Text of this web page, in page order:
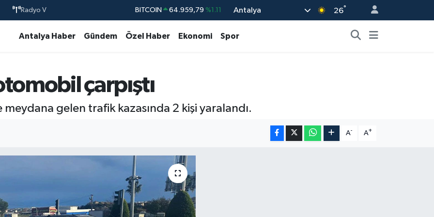
Radyo V BITCOIN 64.959,79 %1.11
GRAM ALTIN
Antalya 26°
Antalya Haber Gündem Özel Haber Ekonomi Spor
çarpıştı
gelen trafik kazasında 2 kişi yaralandı.
A- A+